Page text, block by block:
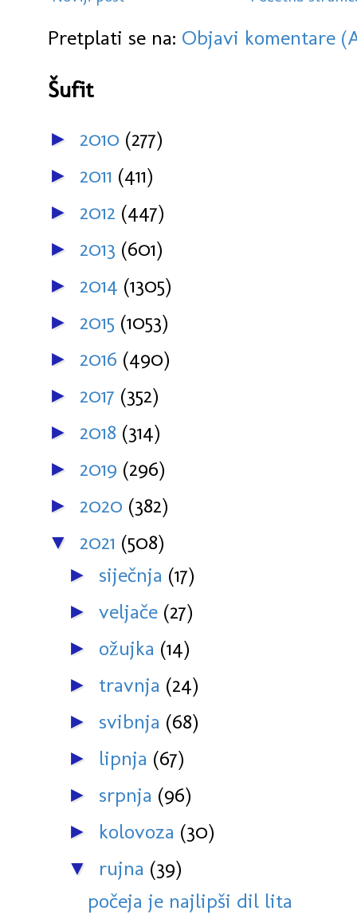
Pretplati se na: Objavi komentare
Šufit
► 2010 (277)
► 2011 (411)
► 2012 (447)
► 2013 (601)
► 2014 (1305)
► 2015 (1053)
► 2016 (490)
► 2017 (352)
► 2018 (314)
► 2019 (296)
► 2020 (382)
▼ 2021 (508)
► siječnja (17)
► veljače (27)
► ožujka (14)
► travnja (24)
► svibnja (68)
► lipnja (67)
► srpnja (96)
► kolovoza (30)
▼ rujna (39)
počeja je najlipši dil lita